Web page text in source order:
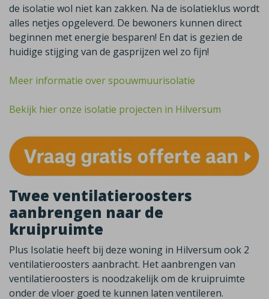
de isolatie wol niet kan zakken. Na de isolatieklus wordt
alles netjes opgeleverd. De bewoners kunnen direct
beginnen met energie besparen! En dat is gezien de
huidige stijging van de gasprijzen wel zo fijn!
Meer informatie over spouwmuurisolatie
Bekijk hier onze isolatie projecten in Hilversum
Twee ventilatieroosters
aanbrengen naar de
kruipruimte
Plus Isolatie heeft bij deze woning in Hilversum ook 2
ventilatieroosters aanbracht. Het aanbrengen van
ventilatieroosters is noodzakelijk om de kruipruimte
onder de vloer goed te kunnen laten ventileren.